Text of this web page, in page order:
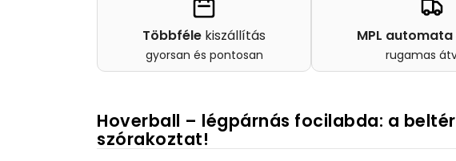
Többféle kiszállítás
gyorsan és pontosan
MPL automata
rugamas
Hoverball – légpárnás focilabda: a
szórakoztat!